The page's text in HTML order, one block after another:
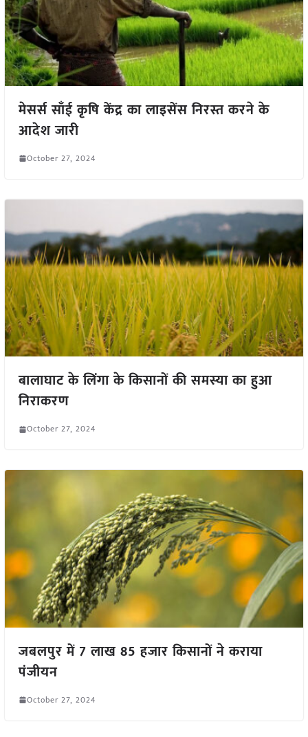
मेसर्स साँई कृषि केंद्र का लाइसेंस निरस्त करने के
आदेश जारी
October 27, 2024
बालाघाट के लिंगा के किसानों की समस्या का हुआ
निराकरण
October 27, 2024
जबलपुर में 7 लाख 85 हजार किसानों ने कराया
पंजीयन
October 27, 2024